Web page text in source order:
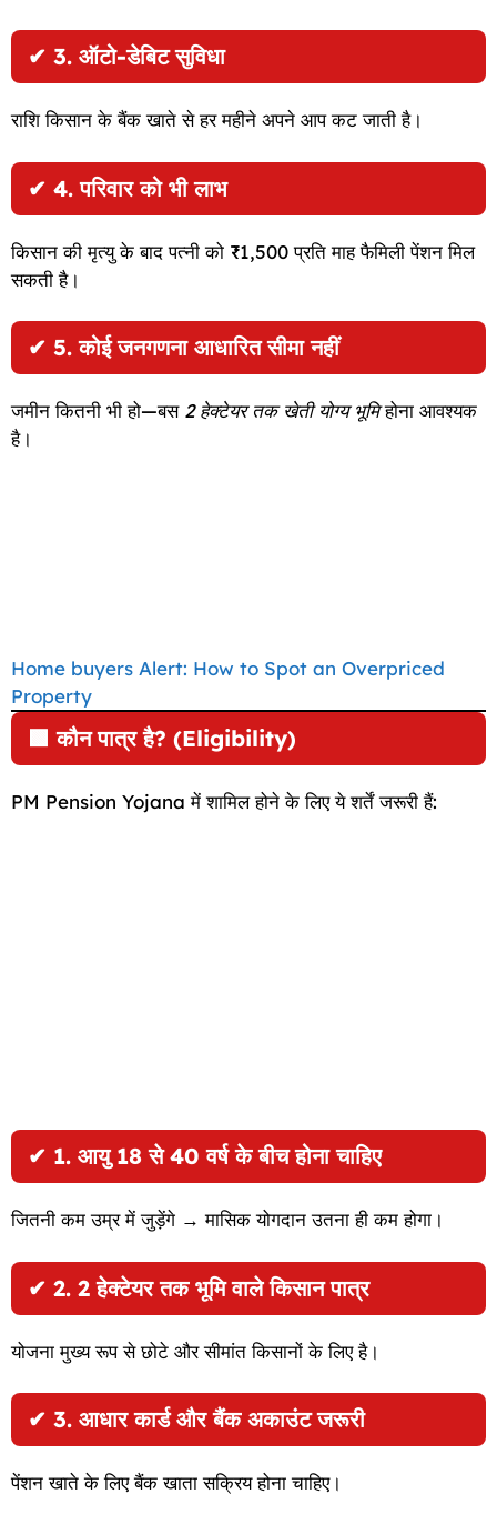
✔ 3. ऑटो-डेबिट सुविधा
राशि किसान के बैंक खाते से हर महीने अपने आप कट जाती है।
✔ 4. परिवार को भी लाभ
किसान की मृत्यु के बाद पत्नी को ₹1,500 प्रति माह फैमिली पेंशन मिल
सकती है।
✔ 5. कोई जनगणना आधारित सीमा नहीं
जमीन कितनी भी हो—बस 2 हेक्टेयर तक खेती योग्य भूमिहोना आवश्यक
है।
Home buyers Alert: How to Spot an Overpriced
Property
🟩कौन पात्र है? (Eligibility)
PM Pension Yojana में शामिल होने के लिए ये शर्तें जरूरी हैं:
✔ 1. आयु 18 से 40 वर्ष के बीच होना चाहिए
जितनी कम उम्र में जुड़ेंगे → मासिक योगदान उतना ही कम होगा।
✔ 2. 2 हेक्टेयर तक भूमि वाले किसान पात्र
योजना मुख्य रूप से छोटे और सीमांत किसानों के लिए है।
✔ 3. आधार कार्ड और बैंक अकाउंट जरूरी
पेंशन खाते के लिए बैंक खाता सक्रिय होना चाहिए।